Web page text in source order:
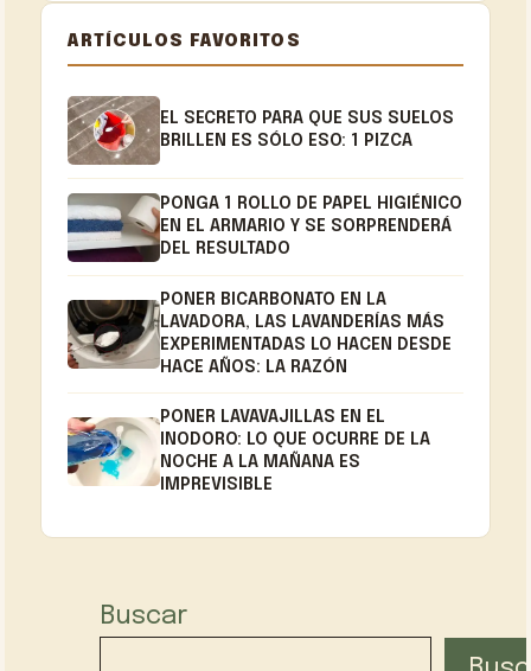
ARTÍCULOS FAVORITOS
EL SECRETO PARA QUE SUS SUELOS
BRILLEN ES SÓLO ESO: 1 PIZCA
PONGA 1 ROLLO DE PAPEL HIGIÉNICO
EN EL ARMARIO Y SE SORPRENDERÁ
DEL RESULTADO
PONER BICARBONATO EN LA
LAVADORA, LAS LAVANDERÍAS MÁS
EXPERIMENTADAS LO HACEN DESDE
HACE AÑOS: LA RAZÓN
PONER LAVAVAJILLAS EN EL
INODORO: LO QUE OCURRE DE LA
NOCHE A LA MAÑANA ES
IMPREVISIBLE
Buscar